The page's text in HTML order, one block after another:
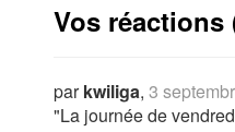
Vos réactions
parkwiliga, 3
"La journée de